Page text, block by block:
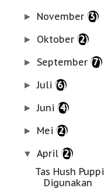
► November(3)
► Oktober(2)
► September(7)
►Juli(6)
►Juni(4)
► Mei(2)
▼April(2)
Tas Hush
Digunakan